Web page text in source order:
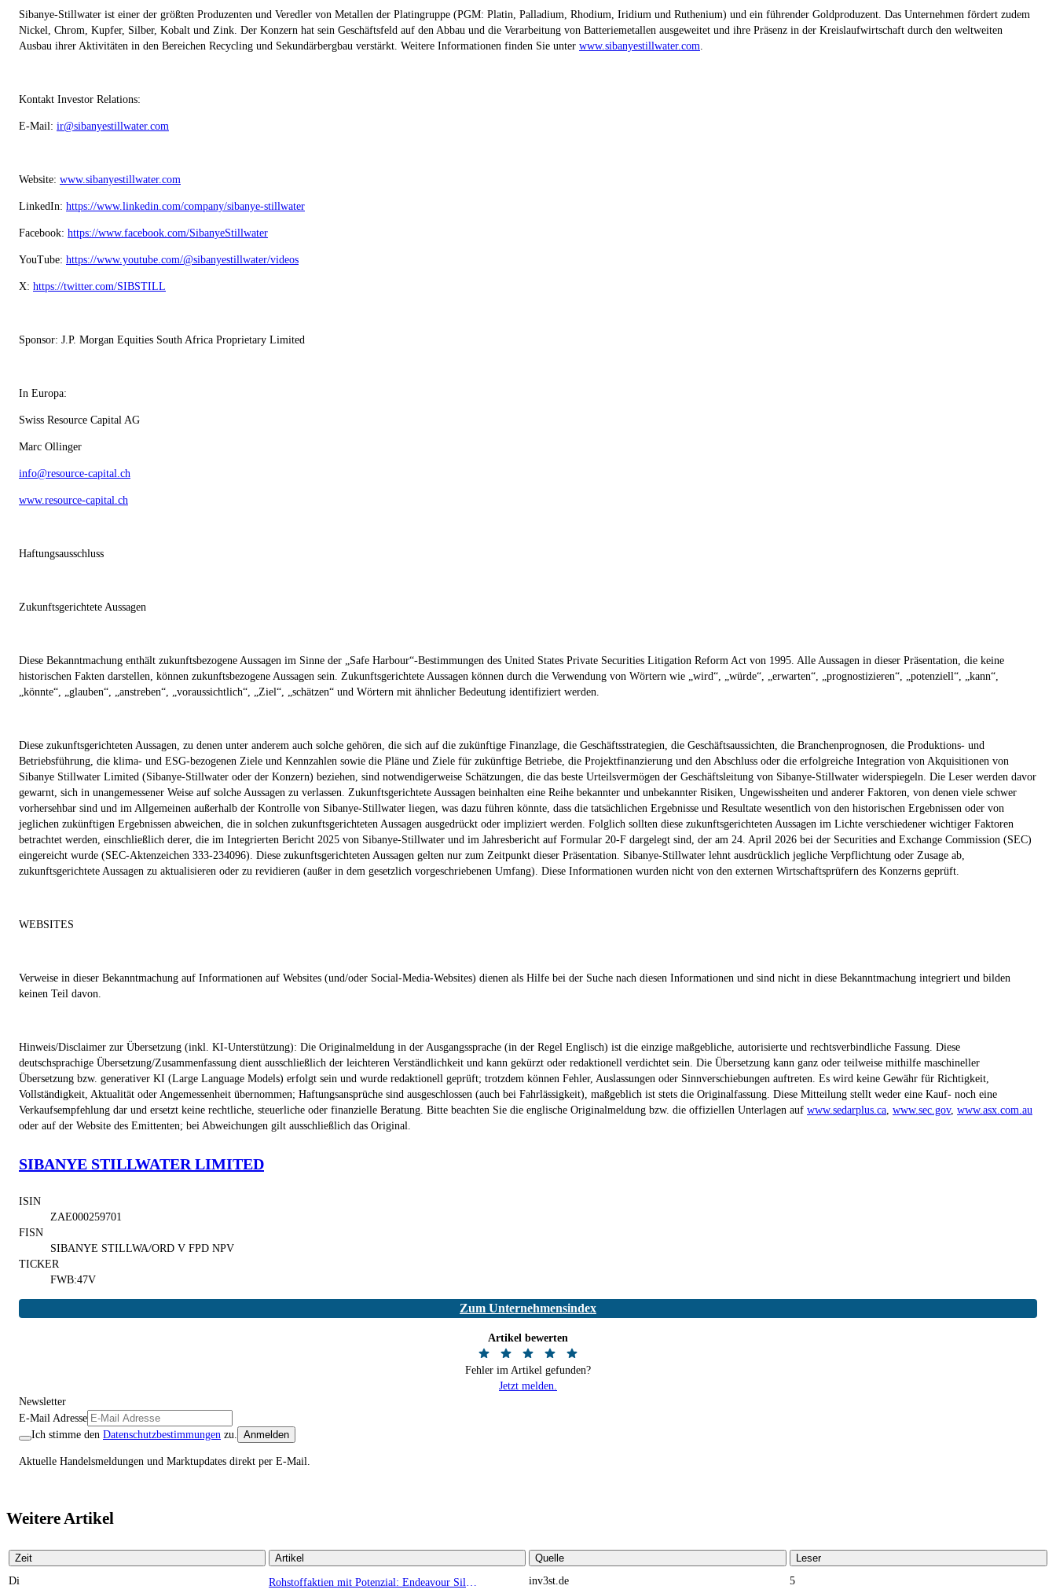
Sibanye-Stillwater ist einer der größten Produzenten und Veredler von Metallen der Platingruppe (PGM: Platin, Palladium, Rhodium, Iridium und Ruthenium) und ein führender Goldproduzent. Das Unternehmen fördert zudem
Nickel, Chrom, Kupfer, Silber, Kobalt und Zink. Der Konzern hat sein Geschäftsfeld auf den Abbau und die Verarbeitung von Batteriemetallen ausgeweitet und ihre Präsenz in der Kreislaufwirtschaft durch den weltweiten
Ausbau ihrer Aktivitäten in den Bereichen Recycling und Sekundärbergbau verstärkt. Weitere Informationen finden Sie unter www.sibanyestillwater.com
Kontakt Investor Relations:
E-Mail: ir@sibanyestillwater.com
Website: www.sibanyestillwater.com
LinkedIn: https://www.linkedin.com/company/sibanye-stillwater
Facebook: https://www.facebook.com/SibanyeStillwater
YouTube: https://www.youtube.com/@sibanyestillwater/videos
X: https://twitter.com/SIBSTILL
Sponsor: J.P. Morgan Equities South Africa Proprietary Limited
In Europa:
Swiss Resource Capital AG
Marc Ollinger
info@resource-capital.ch
www.resource-capital.ch
Haftungsausschluss
Zukunftsgerichtete Aussagen
Diese Bekanntmachung enthält zukunftsbezogene Aussagen im Sinne der „Safe Harbour“-Bestimmungen des United States Private Securities Litigation Reform Act von 1995. Alle Aussagen in dieser Präsentation, die keine
historischen Fakten darstellen, können zukunftsbezogene Aussagen sein. Zukunftsgerichtete Aussagen können durch die Verwendung von Wörtern wie „wird“, „würde“, „erwarten“, „prognostizieren“, „potenziell“, „kann“,
„könnte“, „glauben“, „anstreben“, „voraussichtlich“, „Ziel“, „schätzen“ und Wörtern mit ähnlicher Bedeutung identifiziert werden.
Diese zukunftsgerichteten Aussagen, zu denen unter anderem auch solche gehören, die sich auf die zukünftige Finanzlage, die Geschäftsstrategien, die Geschäftsaussichten, die Branchenprognosen, die Produktions- und
Betriebsführung, die klima- und ESG-bezogenen Ziele und Kennzahlen sowie die Pläne und Ziele für zukünftige Betriebe, die Projektfinanzierung und den Abschluss oder die erfolgreiche Integration von Akquisitionen von
Sibanye Stillwater Limited (Sibanye-Stillwater oder der Konzern) beziehen, sind notwendigerweise Schätzungen, die das beste Urteilsvermögen der Geschäftsleitung von Sibanye-Stillwater widerspiegeln. Die Leser werden davor
gewarnt, sich in unangemessener Weise auf solche Aussagen zu verlassen. Zukunftsgerichtete Aussagen beinhalten eine Reihe bekannter und unbekannter Risiken, Ungewissheiten und anderer Faktoren, von denen viele schwer
vorhersehbar sind und im Allgemeinen außerhalb der Kontrolle von Sibanye-Stillwater liegen, was dazu führen könnte, dass die tatsächlichen Ergebnisse und Resultate wesentlich von den historischen Ergebnissen oder von
jeglichen zukünftigen Ergebnissen abweichen, die in solchen zukunftsgerichteten Aussagen ausgedrückt oder impliziert werden. Folglich sollten diese zukunftsgerichteten Aussagen im Lichte verschiedener wichtiger Faktoren
betrachtet werden, einschließlich derer, die im Integrierten Bericht 2025 von Sibanye-Stillwater und im Jahresbericht auf Formular 20-F dargelegt sind, der am 24. April 2026 bei der Securities and Exchange Commission (SEC)
eingereicht wurde (SEC-Aktenzeichen 333-234096). Diese zukunftsgerichteten Aussagen gelten nur zum Zeitpunkt dieser Präsentation. Sibanye-Stillwater lehnt ausdrücklich jegliche Verpflichtung oder Zusage ab,
zukunftsgerichtete Aussagen zu aktualisieren oder zu revidieren (außer in dem gesetzlich vorgeschriebenen Umfang). Diese Informationen wurden nicht von den externen Wirtschaftsprüfern des Konzerns geprüft.
WEBSITES
Verweise in dieser Bekanntmachung auf Informationen auf Websites (und/oder Social-Media-Websites) dienen als Hilfe bei der Suche nach diesen Informationen und sind nicht in diese Bekanntmachung integriert und bilden
keinen Teil davon.
Hinweis/Disclaimer zur Übersetzung (inkl. KI-Unterstützung): Die Originalmeldung in der Ausgangssprache (in der Regel Englisch) ist die einzige maßgebliche, autorisierte und rechtsverbindliche Fassung. Diese
deutschsprachige Übersetzung/Zusammenfassung dient ausschließlich der leichteren Verständlichkeit und kann gekürzt oder redaktionell verdichtet sein. Die Übersetzung kann ganz oder teilweise mithilfe maschineller
Übersetzung bzw. generativer KI (Large Language Models) erfolgt sein und wurde redaktionell geprüft; trotzdem können Fehler, Auslassungen oder Sinnverschiebungen auftreten. Es wird keine Gewähr für Richtigkeit,
Vollständigkeit, Aktualität oder Angemessenheit übernommen; Haftungsansprüche sind ausgeschlossen (auch bei Fahrlässigkeit), maßgeblich ist stets die Originalfassung. Diese Mitteilung stellt weder eine Kauf- noch eine
Verkaufsempfehlung dar und ersetzt keine rechtliche, steuerliche oder finanzielle Beratung. Bitte beachten Sie die englische Originalmeldung bzw. die offiziellen Unterlagen auf www.sedarplus.ca www.sec.gov, www.asx.com.au
oder auf der Website des Emittenten; bei Abweichungen gilt ausschließlich das Original.
SIBANYE STILLWATER LIMITED
ISIN
ZAE000259701
FISN
SIBANYE STILLWA/ORD V FPD NPV
TICKER
FWB:47V
Zum Unternehmensindex
Artikel bewerten
Fehler im Artikel gefunden?
Jetzt melden.
Newsletter
E-Mail Adresse
Ich stimme den Datenschutzbestimmungen zu. Anmelden
Aktuelle Handelsmeldungen und Marktupdates direkt per E-Mail.
Weitere Artikel
Zeit Artikel Quelle
Leser
Di
inv3st.de 5